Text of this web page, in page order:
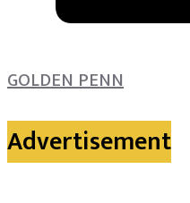
GOLDEN PENN
Advertisement